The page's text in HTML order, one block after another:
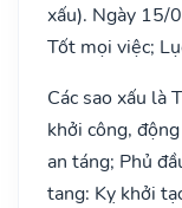
xấu). Ngày 15/
Tốt mọi việc;
Các sao xấu là
khởi công,
an táng; Phủ
tang: Kỵ khởi